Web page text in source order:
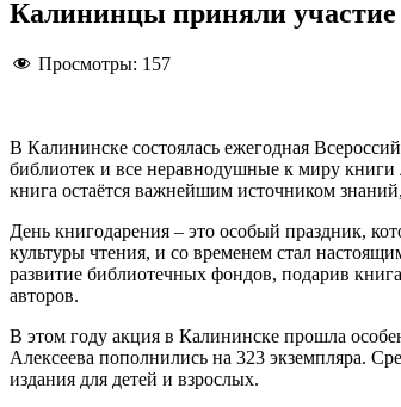
Калининцы приняли участие
Просмотры: 157
В Калининске состоялась ежегодная
библиотек и все неравнодушные к миру книги
книга остаётся важнейшим источником
День книгодарения – это особый праздник,
культуры чтения, и со временем стал
развитие библиотечных фондов, подарив
авторов.
В этом году акция в Калининске прошла
Алексеева пополнились на 323 экземпляра.
издания для детей и взрослых.